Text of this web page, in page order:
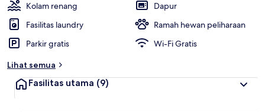
Kolam renang
Dapur
Fasilitas laundry
Ramah hewan peliharaan
Parkir gratis
Wi-Fi Gratis
Lihat semua
Fasilitas utama (9)